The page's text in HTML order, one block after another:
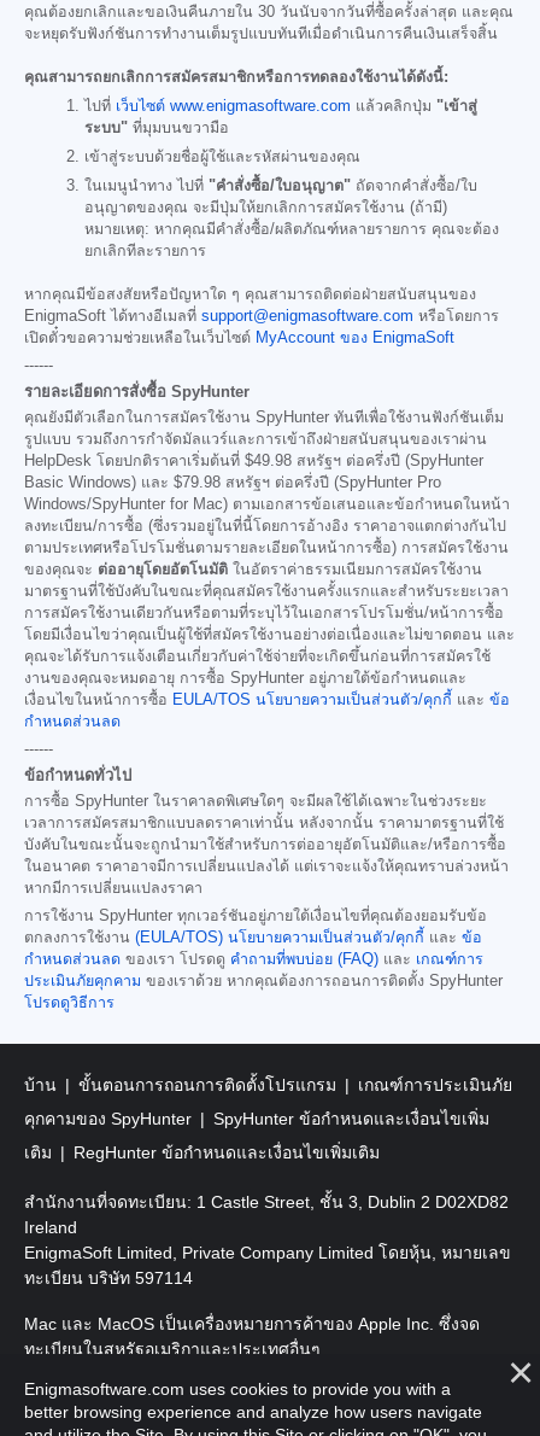
คุณต้องยกเลิกและขอเงินคืนภายใน 30 วันนับจากวันที่ซื้อครั้งล่าสุด และคุณ
จะหยุดรับฟังก์ชันการทำงานเต็มรูปแบบทันทีเมื่อดำเนินการคืนเงินเสร็จสิ้น
คุณสามารถยกเลิกการสมัครสมาชิกหรือการทดลองใช้งานได้ดังนี้:
ไปที่ เว็บไซต์ www.enigmasoftware.com แล้วคลิกปุ่ม "เข้าสู่
ระบบ" ที่มุมบนขวามือ
เข้าสู่ระบบด้วยชื่อผู้ใช้และรหัสผ่านของคุณ
ในเมนูนำทาง ไปที่ "คำสั่งซื้อ/ใบอนุญาต" ถัดจากคำสั่งซื้อ/ใบ
อนุญาตของคุณ จะมีปุ่มให้ยกเลิกการสมัครใช้งาน (ถ้ามี)
หมายเหตุ: หากคุณมีคำสั่งซื้อ/ผลิตภัณฑ์หลายรายการ คุณจะต้อง
ยกเลิกทีละรายการ
หากคุณมีข้อสงสัยหรือปัญหาใด ๆ คุณสามารถติดต่อฝ่ายสนับสนุนของ
EnigmaSoft ได้ทางอีเมลที่ support@enigmasoftware.com หรือโดยการ
เปิดตั๋วขอความช่วยเหลือในเว็บไซต์ MyAccount ของ EnigmaSoft
------
รายละเอียดการสั่งซื้อ SpyHunter
คุณยังมีตัวเลือกในการสมัครใช้งาน SpyHunter ทันทีเพื่อใช้งานฟังก์ชันเต็ม
รูปแบบ รวมถึงการกำจัดมัลแวร์และการเข้าถึงฝ่ายสนับสนุนของเราผ่าน
HelpDesk โดยปกติราคาเริ่มต้นที่ $49.98 สหรัฐฯ ต่อครึ่งปี (SpyHunter
Basic Windows) และ $79.98 สหรัฐฯ ต่อครึ่งปี (SpyHunter Pro
Windows/SpyHunter for Mac) ตามเอกสารข้อเสนอและข้อกำหนดในหน้า
ลงทะเบียน/การซื้อ (ซึ่งรวมอยู่ในที่นี้โดยการอ้างอิง ราคาอาจแตกต่างกันไป
ตามประเทศหรือโปรโมชั่นตามรายละเอียดในหน้าการซื้อ) การสมัครใช้งาน
ของคุณจะ ต่ออายุโดยอัตโนมัติ ในอัตราค่าธรรมเนียมการสมัครใช้งาน
มาตรฐานที่ใช้บังคับในขณะที่คุณสมัครใช้งานครั้งแรกและสำหรับระยะเวลา
การสมัครใช้งานเดียวกันหรือตามที่ระบุไว้ในเอกสารโปรโมชั่น/หน้าการซื้อ
โดยมีเงื่อนไขว่าคุณเป็นผู้ใช้ที่สมัครใช้งานอย่างต่อเนื่องและไม่ขาดตอน และ
คุณจะได้รับการแจ้งเตือนเกี่ยวกับค่าใช้จ่ายที่จะเกิดขึ้นก่อนที่การสมัครใช้
งานของคุณจะหมดอายุ การซื้อ SpyHunter อยู่ภายใต้ข้อกำหนดและ
เงื่อนไขในหน้าการซื้อ EULA/TOS นโยบายความเป็นส่วนตัว/คุกกี้ และ ข้อ
กำหนดส่วนลด
------
ข้อกำหนดทั่วไป
การซื้อ SpyHunter ในราคาลดพิเศษใดๆ จะมีผลใช้ได้เฉพาะในช่วงระยะ
เวลาการสมัครสมาชิกแบบลดราคาเท่านั้น หลังจากนั้น ราคามาตรฐานที่ใช้
บังคับในขณะนั้นจะถูกนำมาใช้สำหรับการต่ออายุอัตโนมัติและ/หรือการซื้อ
ในอนาคต ราคาอาจมีการเปลี่ยนแปลงได้ แต่เราจะแจ้งให้คุณทราบล่วงหน้า
หากมีการเปลี่ยนแปลงราคา
การใช้งาน SpyHunter ทุกเวอร์ชันอยู่ภายใต้เงื่อนไขที่คุณต้องยอมรับข้อ
ตกลงการใช้งาน (EULA/TOS) นโยบายความเป็นส่วนตัว/คุกกี้ และ ข้อ
กำหนดส่วนลด ของเรา โปรดดู คำถามที่พบบ่อย (FAQ) และ เกณฑ์การ
ประเมินภัยคุกคาม ของเราด้วย หากคุณต้องการถอนการติดตั้ง SpyHunter
โปรดดูวิธีการ
บ้าน ขั้นตอนการถอนการติดตั้งโปรแกรม
เกณฑ์การประเมินภัย
คุกคามของ SpyHunter
SpyHunter ข้อกำหนดและเงื่อนไขเพิ่ม
เติม
RegHunter ข้อกำหนดและเงื่อนไขเพิ่มเติม
สำนักงานที่จดทะเบียน: 1 Castle Street, ชั้น 3, Dublin 2 D02XD82
Ireland
EnigmaSoft Limited, Private Company Limited โดยหุ้น, หมายเลข
ทะเบียน บริษัท 597114
Mac และ MacOS เป็นเครื่องหมายการค้าของ Apple Inc. ซึ่งจด
ทะเบียนในสหรัฐอเมริกาและประเทศอื่นๆ
ลิขสิทธิ์ 2016-2026EnigmaSoft Ltd. สงวนลิขสิทธิ์
Enigmasoftware.com uses cookies to provide you with a
better browsing experience and analyze how users navigate